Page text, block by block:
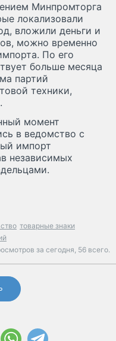
Минпромторга
локализовали
вложили деньги и
можно временно
По его
больше месяца
партий
техники,
момент
в ведомство с
импорт
независимых
товарные знаки
за сегодня, 56 всего.